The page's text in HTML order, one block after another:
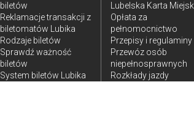
biletów
Reklamacje transakcji z
biletomatów Lubika
Rodzaje biletów
Sprawdź ważność
biletów
System biletów Lubika
Lubelska Karta
Opłata za
pełnomocnictwo
Przepisy i regulaminy
Przewóz osób
niepełnosprawnych
Rozkłady jazdy